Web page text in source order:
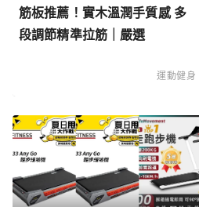
筋板推薦！實木溫潤手質感 多
段調節精準拉筋｜嚴選
運動健身